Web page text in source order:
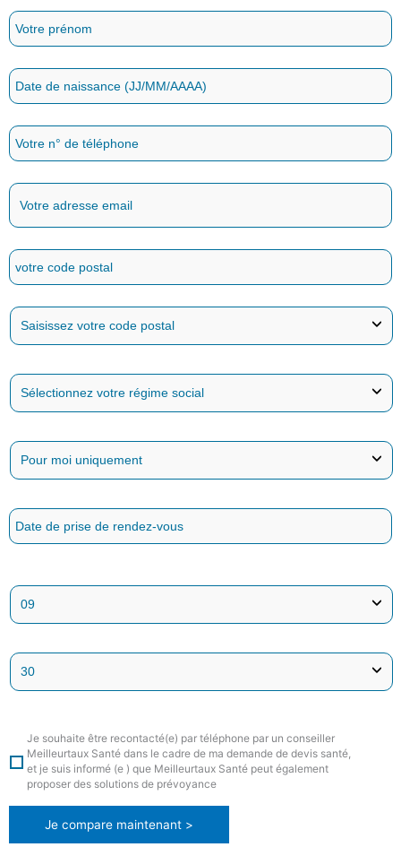
Je souhaite être recontacté(e) par téléphone par un conseiller
Meilleurtaux Santé dans le cadre de ma demande de devis santé,
et je suis informé (e ) que Meilleurtaux Santé peut également
proposer des solutions de prévoyance
Je compare maintenant >